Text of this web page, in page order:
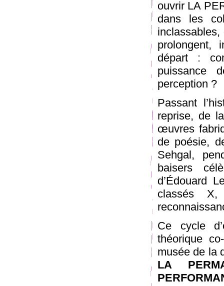
ouvrir LA
dans les
prolongent,
départ :
puissance
perception ?
Passant
reprise, de
œuvres
de poésie,
Sehgal,
baisers
d’Édouard
classés
Ce cycle
théorique
musée de la
LA